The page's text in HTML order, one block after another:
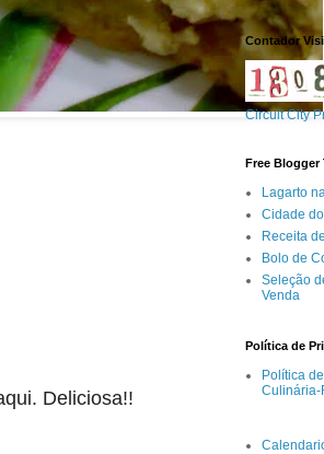
Deliciosa!!
Contador
Circuit City
Free Blogger
Lagarto
Cidade
Receita
Bolo de
Seleção
Venda
Política de
Política
Culinária-